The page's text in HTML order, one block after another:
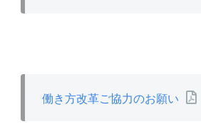
働き方改革ご協力のお願い